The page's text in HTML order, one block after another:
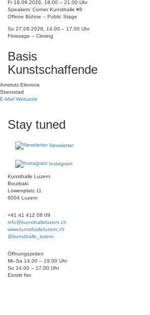
Fr 18.09.2026, 18.00 – 21.00 Uhr
Speakers’ Corner Kunsthalle #8
Offene Bühne – Public Stage
So 27.09.2026, 14.00 – 17.00 Uhr
Finissage – Closing
Basis
Kunstschaffende
Amstutz Elionora
Stansstad
E-Mail Webseite
Stay tuned
Newsletter
Instagram
Kunsthalle Luzern
Bourbaki
Löwenplatz 11
6004 Luzern
+41 41 412 08 09
info@kunsthalleluzern.ch
www.kunsthalleluzern.ch
@kunsthalle_luzern
Öffnungszeiten
Mi–Sa 14.00 – 19.00 Uhr
So 14.00 – 17.00 Uhr
Eintritt frei